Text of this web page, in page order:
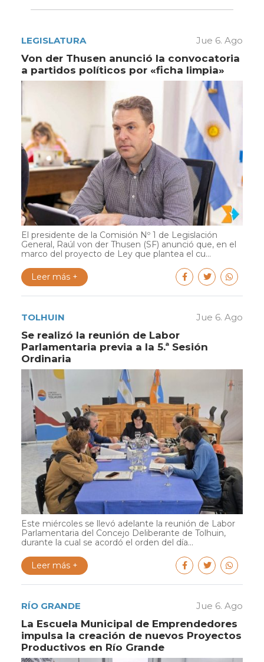
LEGISLATURA Jue 6. Ago
Von der Thusen anunció la convocatoria
a partidos políticos por «ficha limpia»
El presidente de la Comisión Nº 1 de Legislación
General, Raúl von der Thusen (SF) anunció que, en el
marco del proyecto de Ley que plantea el cu...
Leer más +
TOLHUIN Jue 6. Ago
Se realizó la reunión de Labor
Parlamentaria previa a la 5.ª Sesión
Ordinaria
Este miércoles se llevó adelante la reunión de Labor
Parlamentaria del Concejo Deliberante de Tolhuin,
durante la cual se acordó el orden del día...
Leer más +
RÍO GRANDE Jue 6. Ago
La Escuela Municipal de Emprendedores
impulsa la creación de nuevos Proyectos
Productivos en Río Grande